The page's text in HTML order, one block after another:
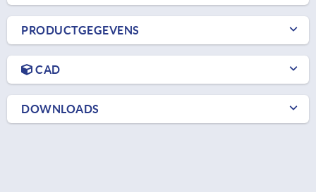
PRODUCTGEGEVENS
CAD
DOWNLOADS